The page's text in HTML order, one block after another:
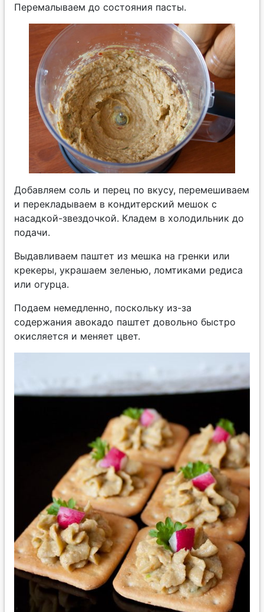
Перемалываем до состояния пасты.
Добавляем соль и перец по вкусу, перемешиваем
и перекладываем в кондитерский мешок с
насадкой-звездочкой. Кладем в холодильник до
подачи.
Выдавливаем паштет из мешка на гренки или
крекеры, украшаем зеленью, ломтиками редиса
или огурца.
Подаем немедленно, поскольку из-за
содержания авокадо паштет довольно быстро
окисляется и меняет цвет.